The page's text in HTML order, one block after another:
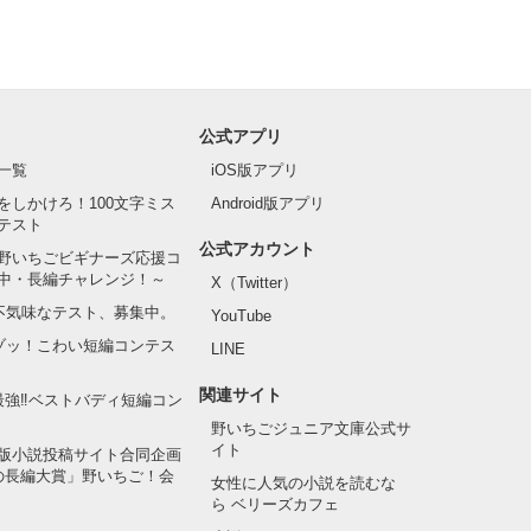
覧
しかけろ！100文字ミス
スト
いちごビギナーズ応援コ
・長編チャレンジ！～
味なテスト、募集中。
ッ！こわい短編コンテス
強‼ベストバディ短編コン
小説投稿サイト合同企画
長編大賞」野いちご！会
公式アプリ
iOS版アプリ
Android版アプリ
公式アカウント
X（Twitter）
YouTube
LINE
関連サイト
野いちごジュニア文庫公式サ
イト
女性に人気の小説を読むな
ら ベリーズカフェ